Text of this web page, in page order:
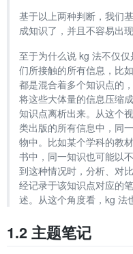
基于以上两种判断，我们
成知识了，并且不容易出
至于为什么说 kg 法不仅
们所接触的所有信息，比
都是混合着多个知识点的
将这些大体量的信息压缩
知识点离析出来。从这个
类出版的所有信息中，同
物中。比如某个学科的教
书中，同一知识也可能以
到这种情况时，分析、对
经记录于该知识点对应的
述。从这个角度看，kg 法
1.2 主题笔记